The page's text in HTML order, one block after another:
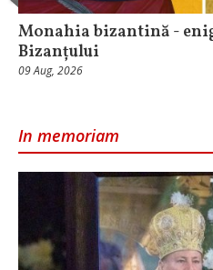
Monahia bizantină -
Bizanțului
09 Aug, 2026
In memoriam